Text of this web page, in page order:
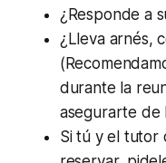
¿Responde a
¿Lleva arnés,
durante la
asegurarte de
Si tú y el tutor